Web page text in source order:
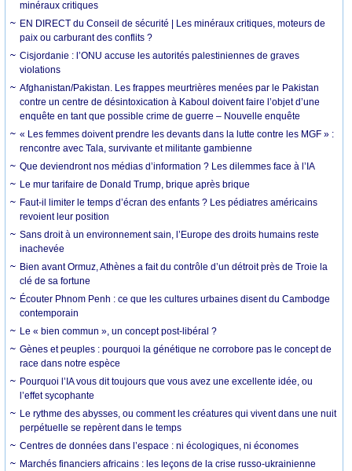
minéraux critiques
EN DIRECT du Conseil de sécurité | Les minéraux critiques, moteurs de
paix ou carburant des conflits ?
Cisjordanie : l’ONU accuse les autorités palestiniennes de graves
violations
Afghanistan/Pakistan. Les frappes meurtrières menées par le Pakistan
contre un centre de désintoxication à Kaboul doivent faire l’objet d’une
enquête en tant que possible crime de guerre – Nouvelle enquête
« Les femmes doivent prendre les devants dans la lutte contre les MGF » :
rencontre avec Tala, survivante et militante gambienne
Que deviendront nos médias d’information ? Les dilemmes face à l’IA
Le mur tarifaire de Donald Trump, brique après brique
Faut-il limiter le temps d’écran des enfants ? Les pédiatres américains
revoient leur position
Sans droit à un environnement sain, l’Europe des droits humains reste
inachevée
Bien avant Ormuz, Athènes a fait du contrôle d’un détroit près de Troie la
clé de sa fortune
Écouter Phnom Penh : ce que les cultures urbaines disent du Cambodge
contemporain
Le « bien commun », un concept post-libéral ?
Gènes et peuples : pourquoi la génétique ne corrobore pas le concept de
race dans notre espèce
Pourquoi l’IA vous dit toujours que vous avez une excellente idée, ou
l’effet sycophante
Le rythme des abysses, ou comment les créatures qui vivent dans une nuit
perpétuelle se repèrent dans le temps
Centres de données dans l’espace : ni écologiques, ni économes
Marchés financiers africains : les leçons de la crise russo-ukrainienne